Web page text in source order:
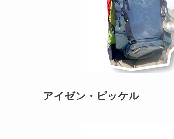
アイゼン・ピッケル